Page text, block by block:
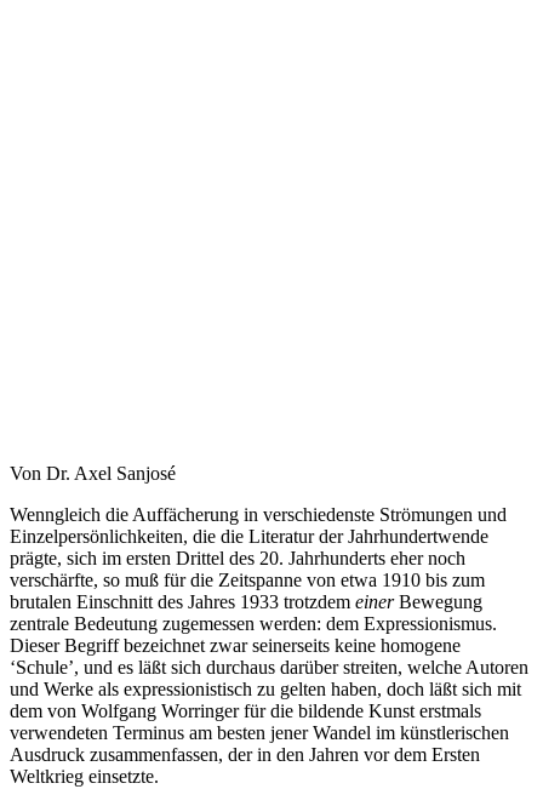
Von Dr. Axel Sanjosé
Wenngleich die Auffächerung in verschiedenste Strömungen und
Einzelpersönlichkeiten, die die Literatur der Jahrhundertwende
prägte, sich im ersten Drittel des 20. Jahrhunderts eher noch
verschärfte, so muß für die Zeitspanne von etwa 1910 bis zum
brutalen Einschnitt des Jahres 1933 trotzdem einerBewegung
zentrale Bedeutung zugemessen werden: dem Expressionismus.
Dieser Begriff bezeichnet zwar seinerseits keine homogene
‘Schule’, und es läßt sich durchaus darüber streiten, welche Autoren
und Werke als expressionistisch zu gelten haben, doch läßt sich mit
dem von Wolfgang Worringer für die bildende Kunst erstmals
verwendeten Terminus am besten jener Wandel im künstlerischen
Ausdruck zusammenfassen, der in den Jahren vor dem Ersten
Weltkrieg einsetzte.